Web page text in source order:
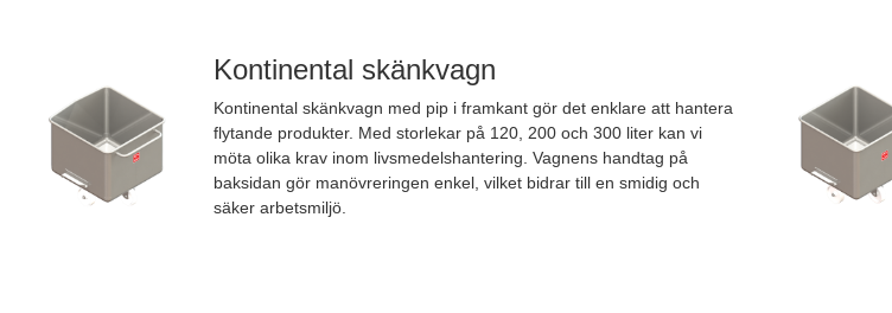
Kontinental skänkvagn
Kontinental skänkvagn med pip i framkant gör det enklare att hantera
flytande produkter. Med storlekar på 120, 200 och 300 liter kan vi
möta olika krav inom livsmedelshantering. Vagnens handtag på
baksidan gör manövreringen enkel, vilket bidrar till en smidig och
säker arbetsmiljö.